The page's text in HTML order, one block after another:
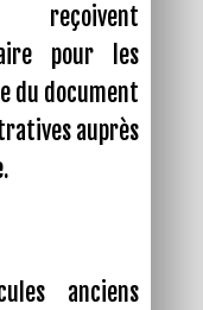
pour les
du document
auprès
anciens